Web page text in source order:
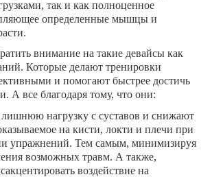
так и как полноценное
определенные мышцы и
внимание на такие девайсы как
Которые делают тренировки
и помогают быстрее достичь
А все благодаря тому, что они:
нагрузку с суставов и снижают
на кисти, локти и плечи при
упражнений. Тем самым, минимизируя
возможных травм. А также,
воздействие на